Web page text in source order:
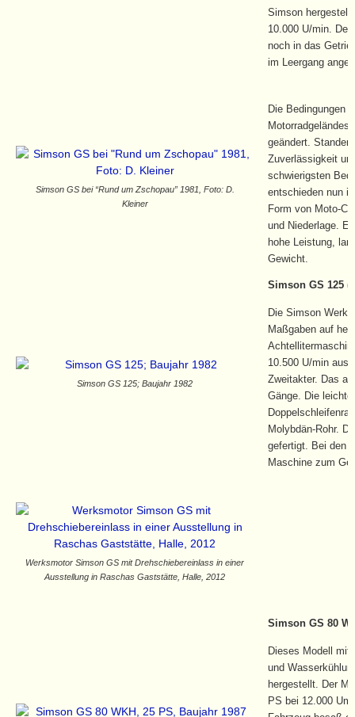
Simson
10.000 U/min.
noch in das
im Leergang
Simson GS bei “Rund um Zschopau” 1981, Foto: D.
Kleiner
Die Bedingungen
geändert.
Zuverlässigkeit
schwierigsten
entschieden nun
Form von Moto-
und Niederlage.
hohe Leistung,
Gewicht.
Simson GS 125; Baujahr 1982
Simson GS 125
Die Simson
Maßgaben auf
10.500 U/min aus
Zweitakter. Das
Gänge. Die
Molybdän-Rohr.
gefertigt. Bei den
Maschine zum
Werksmotor Simson GS mit Drehschiebereinlass in einer
Ausstellung in Raschas Gaststätte, Halle, 2012
Simson GS 80
Dieses Modell mit
und
hergestellt. Der
PS bei 12.000